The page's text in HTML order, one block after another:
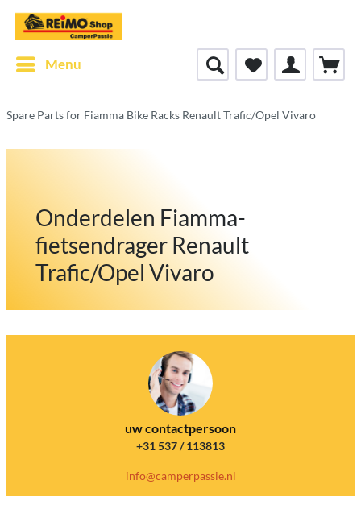
Menu
Spare Parts for Fiamma Bike Racks Renault Trafic/Opel Vivaro
Onderdelen Fiamma-
fietsendrager Renault
Trafic/Opel Vivaro
uw contactpersoon
+31 537 / 113813
info@camperpassie.nl